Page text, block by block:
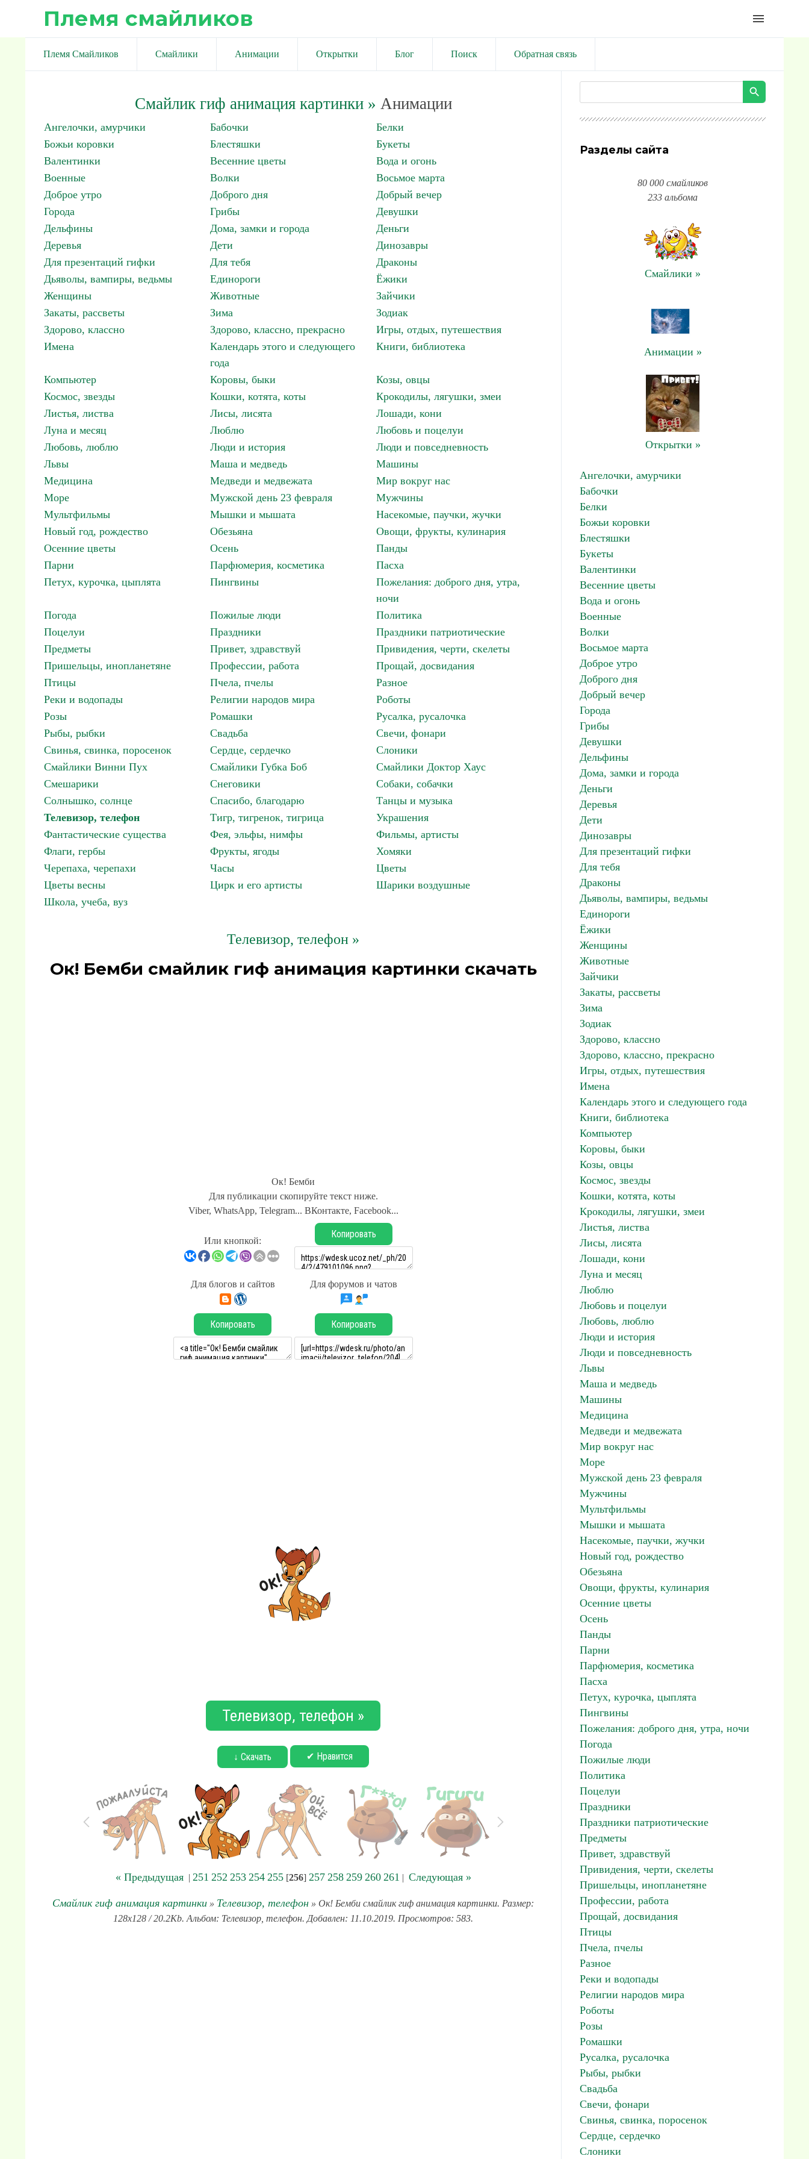
Племя смайликов menu
Племя Смайликов Смайлики Анимации Открытки Блог Поиск Обратная связь
Смайлик гиф анимация картинки» Анимации
Ангелочки, амурчики Бабочки
Белки
Божьи коровки
Блестяшки
Букеты
Валентинки
Весенние цветы
Вода и огонь
Военные
Волки
Восьмое марта
Доброе утро
Доброго дня
Добрый вечер
Города
Грибы
Девушки
Дельфины
Дома, замки и города
Деньги
Деревья
Дети
Динозавры
Для презентаций гифки
Для тебя
Драконы
Дьяволы, вампиры, ведьмы
Единороги
Ёжики
Женщины
Животные
Зайчики
Закаты, рассветы
Зима
Зодиак
Здорово, классно
Здорово, классно, прекрасно
Игры, отдых, путешествия
Имена
Календарь этого и следующего
года
Книги, библиотека
Компьютер Коровы, быки
Козы, овцы
Космос, звезды
Кошки, котята, коты
Крокодилы, лягушки, змеи
Листья, листва
Лисы, лисята
Лошади, кони
Луна и месяц
Люблю
Любовь и поцелуи
Любовь, люблю
Люди и история
Люди и повседневность
Львы
Маша и медведь
Машины
Медицина
Медведи и медвежата
Мир вокруг нас
Море
Мужской день 23 февраля
Мужчины
Мультфильмы
Мышки и мышата
Насекомые, паучки, жучки
Новый год, рождество
Обезьяна
Овощи, фрукты, кулинария
Осенние цветы
Осень
Панды
Парни
Парфюмерия, косметика
Пасха
Петух, курочка, цыплята
Пингвины
Пожелания: доброго дня, утра,
ночи
Погода
Пожилые люди
Политика
Поцелуи
Праздники
Праздники патриотические
Предметы
Привет, здравствуй
Привидения, черти, скелеты
Пришельцы, инопланетяне
Профессии, работа
Прощай, досвидания
Птицы
Пчела, пчелы
Разное
Реки и водопады
Религии народов мира
Роботы
Розы
Ромашки
Русалка, русалочка
Рыбы, рыбки
Свадьба
Свечи, фонари
Свинья, свинка, поросенок
Сердце, сердечко
Слоники
Смайлики Винни Пух
Смайлики Губка Боб
Смайлики Доктор Хаус
Смешарики
Снеговики
Собаки, собачки
Солнышко, солнце
Спасибо, благодарю
Танцы и музыка
Телевизор, телефон
Тигр, тигренок, тигрица
Украшения
Фантастические существа
Фея, эльфы, нимфы
Фильмы, артисты
Флаги, гербы
Фрукты, ягоды
Хомяки
Черепаха, черепахи
Часы
Цветы
Цветы весны
Цирк и его артисты
Шарики воздушные
Школа, учеба, вуз
Телевизор, телефон »
Ок! Бемби смайлик гиф анимация картинки скачать
Ок! Бемби
Для публикации скопируйте текст ниже.
Viber, WhatsApp, Telegram... ВКонтакте, Facebook...
Или кнопкой:
Копировать
Для блогов и сайтов Для форумов и чатов
Копировать Копировать
Телевизор, телефон »
↓ Скачать ✔ Нравится
« Предыдущая| 251 252 253 254 255[256] 257 258 259 260 261 | Следующая »
Смайлик гиф анимация картинки » Телевизор, телефон » Ок! Бемби смайлик гиф анимация картинки. Размер:
128x128 / 20.2Kb. Альбом: Телевизор, телефон. Добавлен: 11.10.2019. Просмотров: 583.
Разделы сайта
80 000 смайликов
233 альбома
Смайлики »
Анимации »
Открытки »
Ангелочки, амурчики
Бабочки
Белки
Божьи коровки
Блестяшки
Букеты
Валентинки
Весенние цветы
Вода и огонь
Военные
Волки
Восьмое марта
Доброе утро
Доброго дня
Добрый вечер
Города
Грибы
Девушки
Дельфины
Дома, замки и города
Деньги
Деревья
Дети
Динозавры
Для презентаций гифки
Для тебя
Драконы
Дьяволы, вампиры, ведьмы
Единороги
Ёжики
Женщины
Животные
Зайчики
Закаты, рассветы
Зима
Зодиак
Здорово, классно
Здорово, классно, прекрасно
Игры, отдых, путешествия
Имена
Календарь этого и следующего года
Книги, библиотека
Компьютер
Коровы, быки
Козы, овцы
Космос, звезды
Кошки, котята, коты
Крокодилы, лягушки, змеи
Листья, листва
Лисы, лисята
Лошади, кони
Луна и месяц
Люблю
Любовь и поцелуи
Любовь, люблю
Люди и история
Люди и повседневность
Львы
Маша и медведь
Машины
Медицина
Медведи и медвежата
Мир вокруг нас
Море
Мужской день 23 февраля
Мужчины
Мультфильмы
Мышки и мышата
Насекомые, паучки, жучки
Новый год, рождество
Обезьяна
Овощи, фрукты, кулинария
Осенние цветы
Осень
Панды
Парни
Парфюмерия, косметика
Пасха
Петух, курочка, цыплята
Пингвины
Пожелания: доброго дня, утра, ночи
Погода
Пожилые люди
Политика
Поцелуи
Праздники
Праздники патриотические
Предметы
Привет, здравствуй
Привидения, черти, скелеты
Пришельцы, инопланетяне
Профессии, работа
Прощай, досвидания
Птицы
Пчела, пчелы
Разное
Реки и водопады
Религии народов мира
Роботы
Розы
Ромашки
Русалка, русалочка
Рыбы, рыбки
Свадьба
Свечи, фонари
Свинья, свинка, поросенок
Сердце, сердечко
Слоники